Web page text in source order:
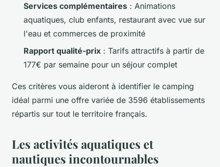
Services complémentaires : Animations
aquatiques, club enfants, restaurant avec vue sur
l'eau et commerces de proximité
Rapport qualité-prix : Tarifs attractifs à partir de
177€ par semaine pour un séjour complet
Ces critères vous aideront à identifier le camping
idéal parmi une offre variée de 3596 établissements
répartis sur tout le territoire français.
Les activités aquatiques et
nautiques incontournables